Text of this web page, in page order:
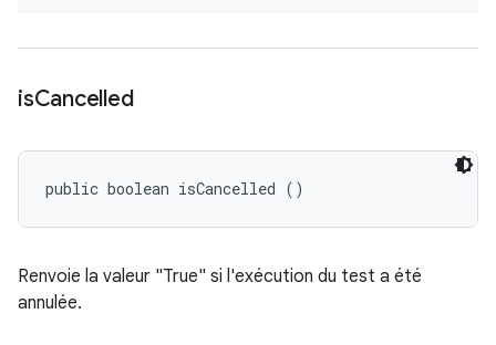
isCancelled
public boolean isCancelled ()
Renvoie la valeur "True" si l'exécution du test a été
annulée.